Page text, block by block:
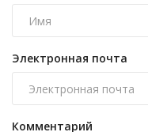
Электронная почта
Комментарий